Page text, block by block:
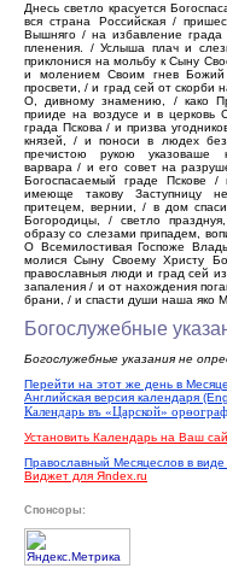
Днесь светло красуется
вся страна Российская /
Вышняго / на избавление града
пленения. / Услыша плач и
приклонися на мольбу к Сыну
и молением Своим гнев
просвети, / и град сей от скорби
О, дивному знамению, / како
прииде на воздусе и в
града Пскова / и призва
князей, / и поноси в людех
пречистою рукою указоваше
варвара / и его совет на
Богоспасаемый граде Пскове /
имеюще такову Заступницу
притецем, вернии, / в дом
Богородицы, / светло
образу со слезами припадем,
О Всемилостивая Госпоже
молися Сыну Своему Христу
православныя люди и град сей
запаления / и от нахождения
брани, / и спасти души наша яко
Богослужебные
Богослужебные указания не
Перейти на этот же день в
Английская версия календаря
Календарь въ «Царской»
Установить Календарь на Ваш
Православный Месяцеслов в виде
Виджет для Яndex.ru
Спонсоры: